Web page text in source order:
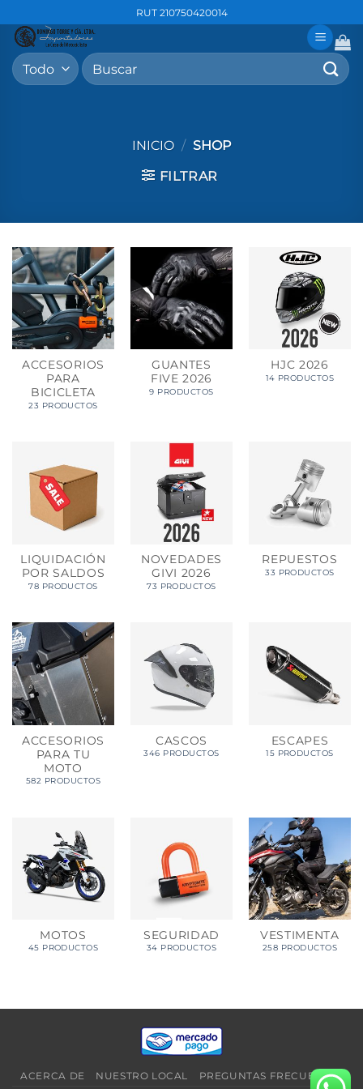
al
contenido
RUT 210750420014
Buscar
por:
INICIO / SHOP
FILTRAR
ACCESORIOS
PARA
BICICLETA
23 PRODUCTOS
GUANTES
FIVE 2026
9 PRODUCTOS
HJC 2026
14 PRODUCTOS
LIQUIDACIÓN
POR SALDOS
78 PRODUCTOS
NOVEDADES
GIVI 2026
73 PRODUCTOS
REPUESTOS
33 PRODUCTOS
ACCESORIOS
PARA TU
MOTO
582 PRODUCTOS
CASCOS
346 PRODUCTOS
ESCAPES
15 PRODUCTOS
MOTOS
45 PRODUCTOS
SEGURIDAD
34 PRODUCTOS
VESTIMENTA
258 PRODUCTOS
ACERCA DE NUESTRO LOCAL PREGUNTAS FRECUENTES